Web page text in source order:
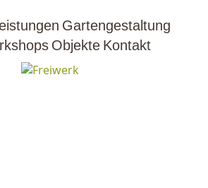
Gartengestaltung
Objekte Kontakt